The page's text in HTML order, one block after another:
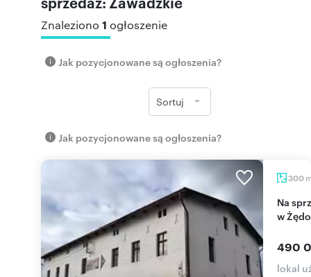
Znaleziono 1 ogłoszenie
Jak pozycjonowane są ogłoszenia?
Sortuj
Jak pozycjonowane są ogłoszenia?
300
Na sprzedaż lokal użytkowy z dużym potencjałem
w
490
lokal